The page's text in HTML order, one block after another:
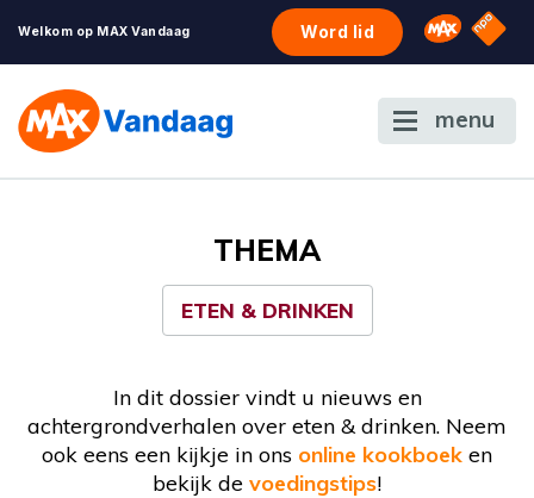
Welkom op MAX Vandaag Word lid Omroep
NPO
menu
THEMA
ETEN & DRINKEN
In dit dossier vindt u nieuws en
achtergrondverhalen over eten & drinken. Neem
ook eens een kijkje in ons online kookboek en
bekijk de voedingstips!